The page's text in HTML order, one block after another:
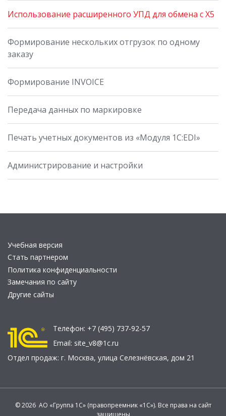
Использование расширенного УПД для обмена с X5
Формирование нескольких отгрузок по одному
заказу
Формирование INVOICE
Передача данных по маркировке
Печать учетных документов из «Модуля 1С:EDI»
Администрирование и настройки
Учебная версия
Стать партнером
Политика конфиденциальности
Замечания по сайту
Другие сайты
Телефон: +7 (495) 737-92-57
Email: site_v8@1c.ru
Отдел продаж: г. Москва, улица Селезнёвская, дом 21
© 2026 АО «Группа 1С» (правопреемник «1С»). Все права на сайт
защищены